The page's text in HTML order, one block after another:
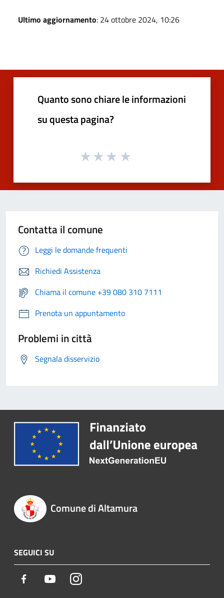
Ultimo aggiornamento: 24 ottobre 2024, 10:26
Quanto sono chiare le informazioni
su questa pagina?
Contatta il comune
Leggi le domande frequenti
Richiedi Assistenza
Chiama il comune +39 080 310 7111
Prenota un appuntamento
Problemi in città
Segnala disservizio
Comune di Altamura
SEGUICI SU
Facebook YoutubeInstagram